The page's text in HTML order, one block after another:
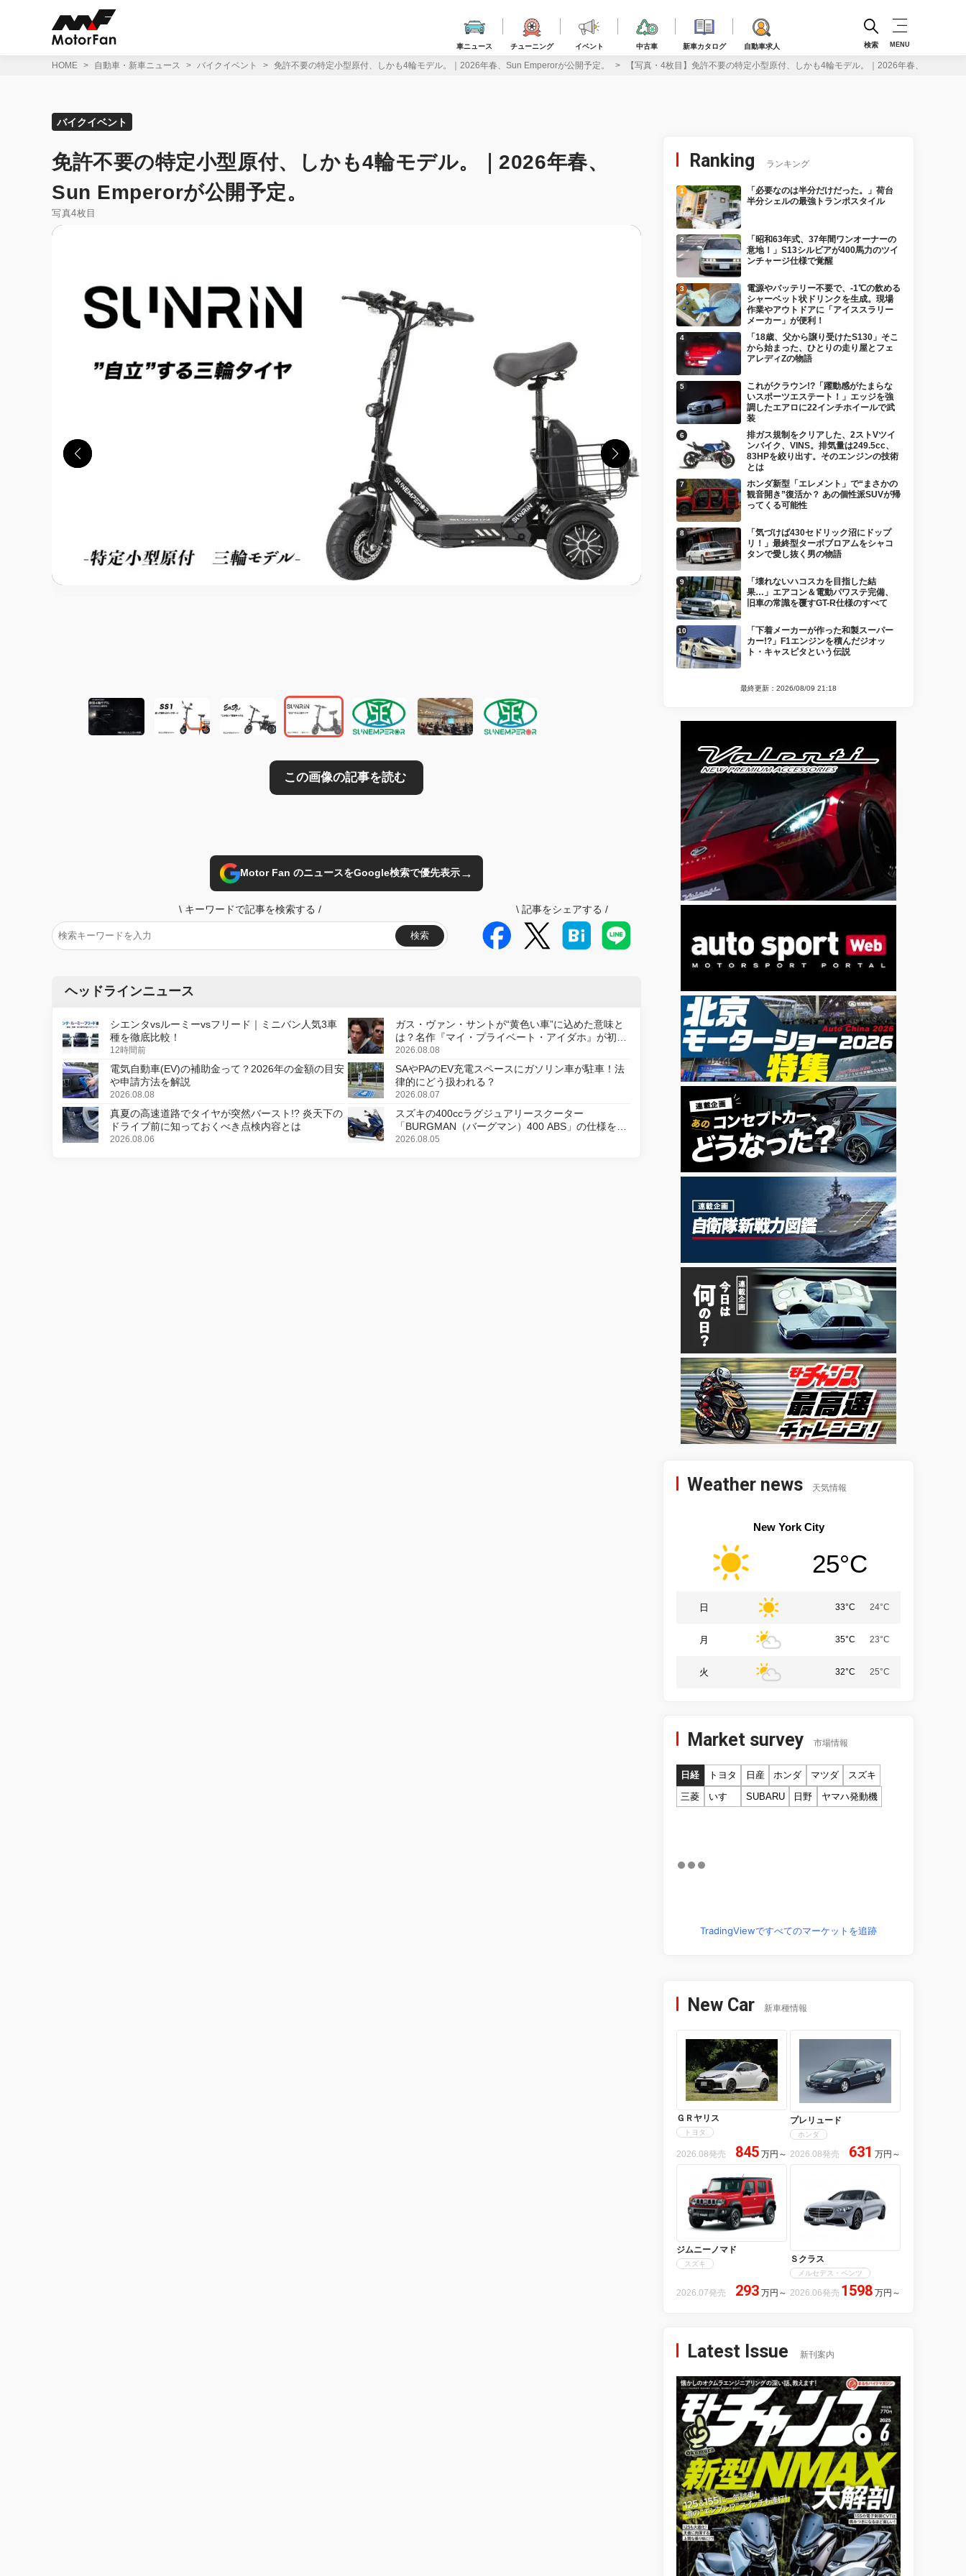
車ニュース チューニング イベント 中古車 新車カタログ 自動車求人 検索 MENU
HOME 自動車・新車ニュース バイクイベント 免許不要の特定小型原付、しかも4輪モデル。｜2026年春、Sun Emperorが公開予定。 【写真・4枚目】免許不要の特定小型原付、しかも4輪モデル。｜2026年春、Sun
バイクイベント
免許不要の特定小型原付、しかも4輪モデル。｜2026年春、
Sun Emperorが公開予定。
写真4枚目
Motor Fan のニュースをGoogle検索で優先表示→
\ キーワードで記事を検索する /
検索
\ 記事をシェアする /
ヘッドラインニュース
シエンタvsルーミーvsフリード｜ミニバン人気3車
種を徹底比較！
12時間前
ガス・ヴァン・サントが“黄色い車”に込めた意味と
は？名作『マイ・プライベート・アイダホ』が初の
デジタルリマスター版で復活
2026.08.08
電気自動車(EV)の補助金って？2026年の金額の目安
や申請方法を解説
2026.08.08
SAやPAのEV充電スペースにガソリン車が駐車！法
律的にどう扱われる？
2026.08.07
真夏の高速道路でタイヤが突然バースト!? 炎天下の
ドライブ前に知っておくべき点検内容とは
2026.08.06
スズキの400ccラグジュアリースクーター
「BURGMAN（バーグマン）400 ABS」の仕様を変
更し、8月18日に発売
2026.08.05
Ranking ランキング
「必要なのは半分だけだった。」荷台
半分シェルの最強トランポスタイル
「昭和63年式、37年間ワンオーナーの
意地！」S13シルビアが400馬力のツイ
ンチャージ仕様で覚醒
電源やバッテリー不要で、-1℃の飲める
シャーベット状ドリンクを生成。現場
作業やアウトドアに「アイススラリー
メーカー」が便利！
「18歳、父から譲り受けたS130」そこ
から始まった、ひとりの走り屋とフェ
アレディZの物語
これがクラウン!?「躍動感がたまらな
いスポーツエステート！」エッジを強
調したエアロに22インチホイールで武
装
排ガス規制をクリアした、2ストVツイ
ンバイク、VINS。排気量は249.5cc、
83HPを絞り出す。そのエンジンの技術
とは
ホンダ新型「エレメント」で“まさかの
観音開き”復活か？ あの個性派SUVが帰
ってくる可能性
「気づけば430セドリック沼にドップ
リ！」最終型ターボブロアムをシャコ
タンで愛し抜く男の物語
「壊れないハコスカを目指した結
果…」エアコン＆電動パワステ完備、
旧車の常識を覆すGT-R仕様のすべて
「下着メーカーが作った和製スーパー
カー!?」F1エンジンを積んだジオッ
ト・キャスピタという伝説
最終更新：2026/08/09 21:18
Weather news 天気情報
New York City
25°C
日 33°C 24°C
月 35°C 23°C
火 32°C 25°C
Market survey 市場情報
日経 トヨタ 日産 ホンダ マツダ
スズキ
三菱
いすゞ SUBARU 日野 ヤマハ発動機
TradingViewですべてのマーケットを追跡
New Car 新車種情報
ＧＲヤリス
トヨタ
2026.08発売 845 万円 ～
プレリュード
ホンダ
2026.08発売 631 万円 ～
ジムニーノマド
スズキ
2026.07発売 293 万円 ～
Ｓクラス
メルセデス・ベンツ
2026.06発売 1598 万円 ～
Latest Issue 新刊案内